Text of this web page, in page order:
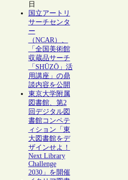
日
国立アートリ
サーチセンタ
ー
（NCAR）、
「全国美術館
収蔵品サーチ
「SHŪZŌ」活
用講座」の鼎
談内容を公開
東京大学附属
図書館、第2
回デジタル図
書館コンペテ
ィション「東
大図書館をデ
ザインせよ！
Next Library
Challenge
2030」を開催